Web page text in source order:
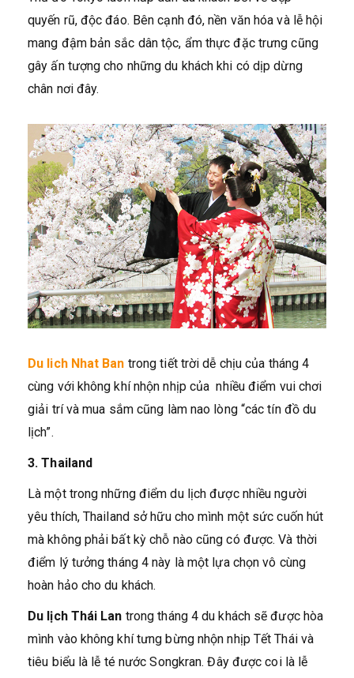
quyến rũ, độc đáo. Bên cạnh đó, nền văn hóa và lễ hội
mang đậm bản sắc dân tộc, ẩm thực đặc trưng cũng
gây ấn tượng cho những du khách khi có dịp dừng
chân nơi đây.
Du lich Nhat Ban trong tiết trời dễ chịu của tháng 4
cùng với không khí nhộn nhịp của nhiều điểm vui chơi
giải trí và mua sắm cũng làm nao lòng “các tín đồ du
lịch”.
3. Thailand
Là một trong những điểm du lịch được nhiều người
yêu thích, Thailand sở hữu cho mình một sức cuốn hút
mà không phải bất kỳ chỗ nào cũng có được. Và thời
điểm lý tưởng tháng 4 này là một lựa chọn vô cùng
hoàn hảo cho du khách.
Du lịch Thái Lan trong tháng 4 du khách sẽ được hòa
mình vào không khí tưng bừng nhộn nhịp Tết Thái và
tiêu biểu là lễ té nước Songkran. Đây được coi là lễ